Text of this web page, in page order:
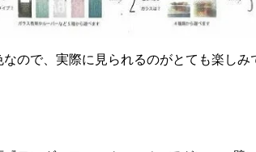
ので、実際に見られるのがとても楽しみ